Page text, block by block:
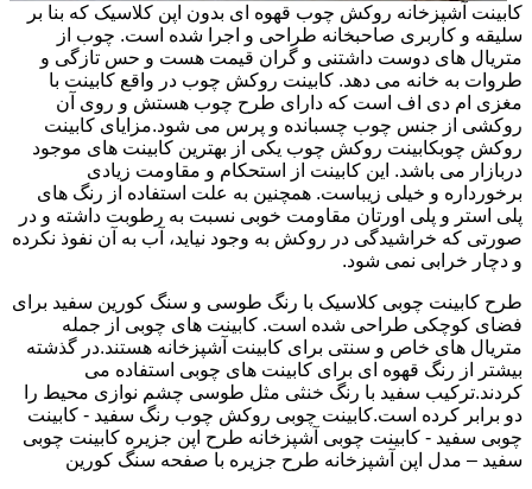
کابینت آشپزخانه روکش چوب قهوه ای بدون اپن کلاسیک که بنا بر
سلیقه و کاربری صاحبخانه طراحی و اجرا شده است. چوب از
متریال های دوست داشتنی و گران قیمت هست و حس تازگی و
طروات به خانه می دهد. کابینت روکش چوب در واقع کابینت با
مغزی ام دی اف است که دارای طرح چوب هستش و روی آن
روکشی از جنس چوب چسبانده و پرس می شود.مزایای کابینت
روکش چوبکابینت روکش چوب یکی از بهترین کابینت های موجود
دربازار می باشد. این کابینت از استحکام و مقاومت زیادی
برخورداره و خیلی زیباست. همچنین به علت استفاده از رنگ های
پلی استر و پلی اورتان مقاومت خوبی نسبت به رطوبت داشته و در
صورتی که خراشیدگی در روکش به وجود نیاید، آب به آن نفوذ نکرده
و دچار خرابی نمی شود.
طرح کابینت چوبی کلاسیک با رنگ طوسی و سنگ کورین سفید برای
فضای کوچکی طراحی شده است. کابینت های چوبی از جمله
متریال های خاص و سنتی برای کابینت آشپزخانه هستند.در گذشته
بیشتر از رنگ قهوه ای برای کابینت های چوبی استفاده می
کردند.ترکیب سفید با رنگ خنثی مثل طوسی چشم نوازی محیط را
دو برابر کرده است.کابینت چوبی روکش چوب رنگ سفید - کابینت
چوبی سفید - کابینت چوبی آشپزخانه طرح اپن جزیره کابینت چوبی
سفید – مدل اپن آشپزخانه طرح جزیره با صفحه سنگ کورین